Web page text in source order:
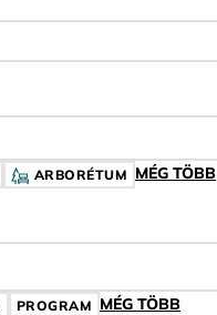
ARBORÉTUM MÉG TÖBB
CÍMKE
PROGRAM CÍMKE
MÉG TÖBB